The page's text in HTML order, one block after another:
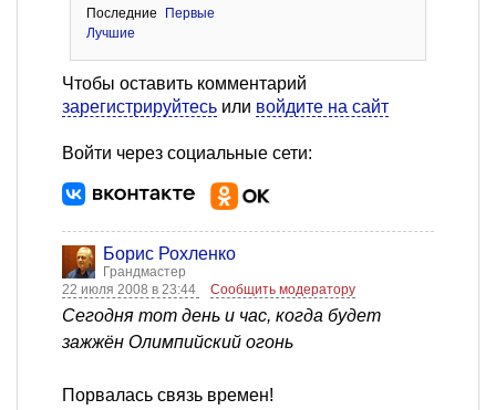
Последние
Первые
Лучшие
Чтобы оставить комментарий
зарегистрируйтесь или войдите на сайт
Войти через социальные сети:
Борис Рохленко
Грандмастер
22 июля 2008 в 23:44
Сообщить модератору
Сегодня тот день и час, когда будет
зажжён Олимпийский огонь
Порвалась связь времен!